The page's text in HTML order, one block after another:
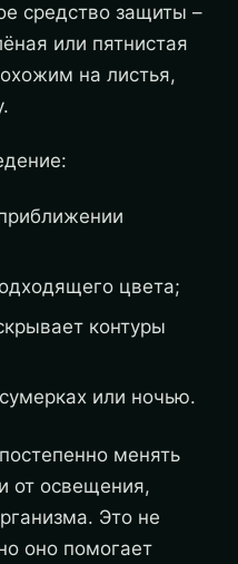
средство защиты –
или пятнистая
на листья,
цвета;
контуры
или ночью.
менять
от освещения,
Это не
оно помогает